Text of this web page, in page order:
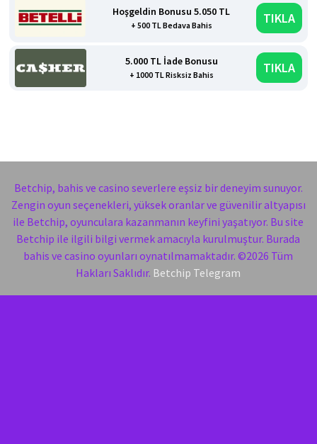
Hoşgeldin Bonusu 5.050 TL
+ 500 TL Bedava Bahis TIKLA
5.000 TL İade Bonusu
+ 1000 TL Risksiz Bahis TIKLA
Betchip, bahis ve casino severlere eşsiz bir deneyim sunuyor.
Zengin oyun seçenekleri, yüksek oranlar ve güvenilir altyapısı
ile Betchip, oyunculara kazanmanın keyfini yaşatıyor. Bu site
Betchip ile ilgili bilgi vermek amacıyla kurulmuştur. Burada
bahis ve casino oyunları oynatılmamaktadır. ©2026 Tüm
Hakları Saklıdır. Betchip Telegram